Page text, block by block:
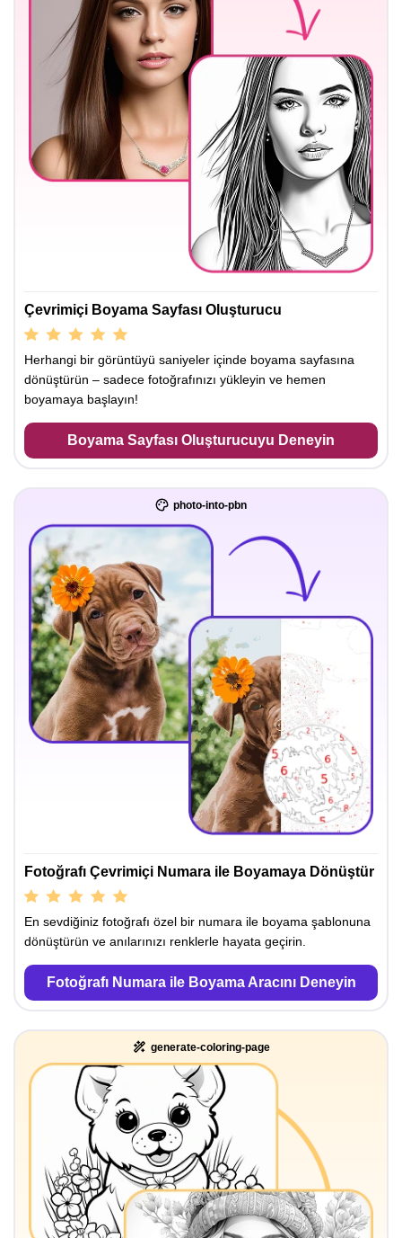
Çevrimiçi Boyama Sayfası Oluşturucu
Herhangi bir görüntüyü saniyeler içinde boyama sayfasına
dönüştürün – sadece fotoğrafınızı yükleyin ve hemen
boyamaya başlayın!
Boyama Sayfası Oluşturucuyu Deneyin
photo-into-pbn
Fotoğrafı Çevrimiçi Numara ile Boyamaya Dönüştür
En sevdiğiniz fotoğrafı özel bir numara ile boyama şablonuna
dönüştürün ve anılarınızı renklerle hayata geçirin.
Fotoğrafı Numara ile Boyama Aracını Deneyin
generate-coloring-page